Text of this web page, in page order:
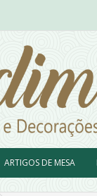
ARTIGOS DE MESA